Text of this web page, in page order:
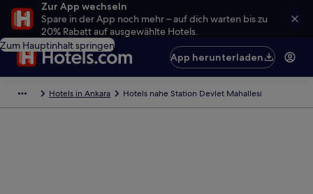
Zur App wechseln
Spare in der App noch mehr – auf dich warten bis zu
20% Rabatt auf ausgewählte Hotels.
Zum Hauptinhalt springen
App herunterladen
Hotels in Ankara Hotels nahe Station Devlet Mahallesi